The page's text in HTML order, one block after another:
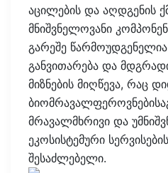
აცილების და აღდგენის
მნიშვნელოვანი
გარეშე
განვითარება და
მიზნების მიღწევა, რაც
მრავალმხრივი და
ეკოსისტემური
შესაძლებელი.